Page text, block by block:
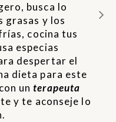
busca lo
grasas y los
cocina tus
especias
despertar el
dieta para este
unterapeuta
y te aconseje lo